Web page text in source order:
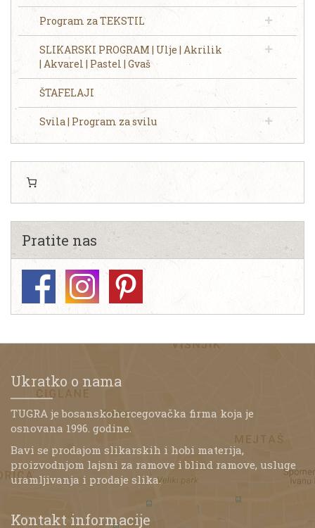
Program za TEKSTIL
SLIKARSKI PROGRAM | Ulje | Akrilik
| Akvarel | Pastel | Gvaš
ŠTAFELAJI
Svila | Program za svilu
Pratite nas
Ukratko o nama
TUGRA je bosanskohercegovačka firma koja je
osnovana 1996. godine.
Bavi se prodajom slikarskih i hobi materija,
proizvodnjom lajsni za ramove i blind ramove, usluge
uramljivanja i prodaje slika.
Kontakt informacije